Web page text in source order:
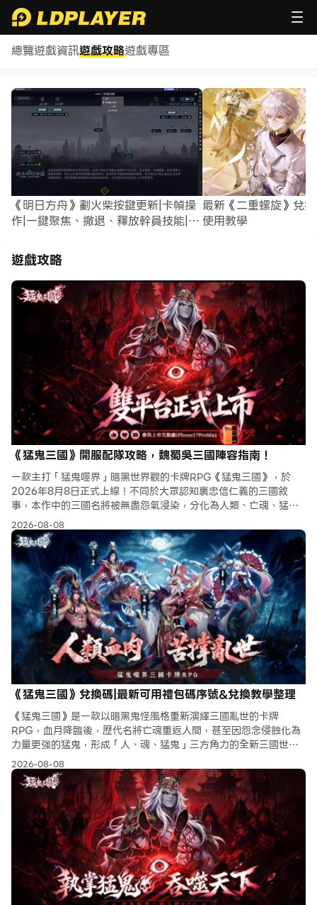
總覽遊戲資訊遊戲攻略遊戲專區
《明日方舟》劃火柴按鍵更新|卡幀操
作|一鍵聚焦、撤退、釋放幹員技能|暫
最新《二重螺旋》兌
使用教學
遊戲攻略
《猛鬼三國》開服配隊攻略，魏蜀吳三國陣容指南！
一款主打「猛鬼噬界」暗黑世界觀的卡牌RPG《猛鬼三國》，於
2026年8月8日正式上線！不同於大眾認知裏忠信仁義的三國敘
事，本作中的三國名將被無盡怨氣浸染，分化為人類、亡魂、猛鬼
三大陣營，玩家將降臨這片生死無界的大陸，與各路猛鬼武將締結
契約，最終完成一統人魂鬼三界、吞噬天下的終極霸業！
2026-08-08
《猛鬼三國》兌換碼|最新可用禮包碼序號&兌換教學整理
《猛鬼三國》是一款以暗黑鬼怪風格重新演繹三國亂世的卡牌
RPG，血月降臨後，歷代名將亡魂重返人間，甚至因怨念侵蝕化為
力量更強的猛鬼，形成「人、魂、猛鬼」三方角力的全新三國世
界。 本期攻略，小編整理了目前可使用的《猛鬼三國》兌換碼序號
&兌換常見問題。
2026-08-08